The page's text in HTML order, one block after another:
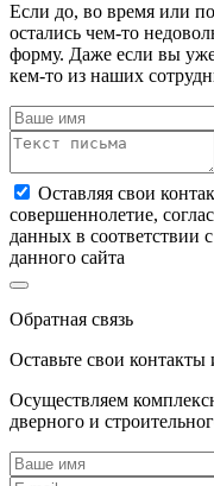
Если до, во время или
остались чем-то
форму. Даже если вы
кем-то из наших
Оставляя свои
совершеннолетие,
данных в соответствии с
данного сайта
Обратная связь
Оставьте свои
Осуществляем
дверного и